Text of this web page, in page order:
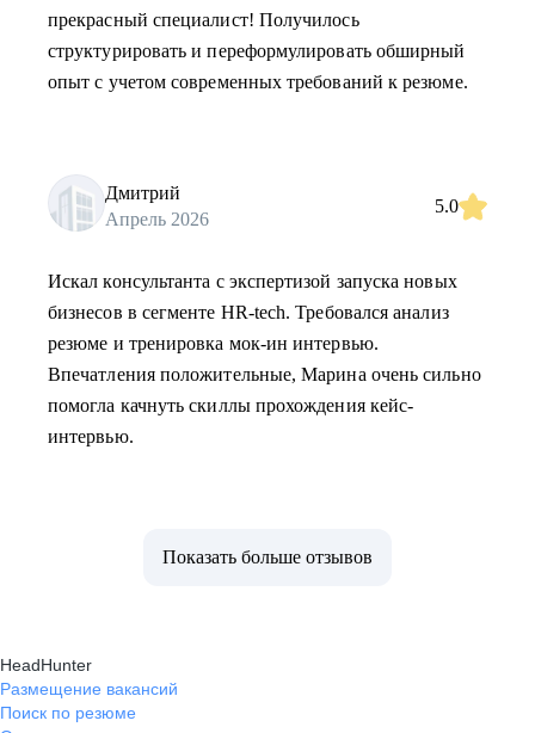
прекрасный специалист! Получилось
структурировать и переформулировать обширный
опыт с учетом современных требований к резюме.
Дмитрий
Апрель 2026
5.0
Искал консультанта с экспертизой запуска новых
бизнесов в сегменте HR-tech. Требовался анализ
резюме и тренировка мок-ин интервью.
Впечатления положительные, Марина очень сильно
помогла качнуть скиллы прохождения кейс-
интервью.
Показать больше отзывов
HeadHunter
Размещение вакансий
Поиск по резюме